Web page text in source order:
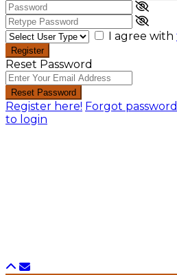
I agree with
Register
Reset Password
Reset Password
Register here! Forgot
to login